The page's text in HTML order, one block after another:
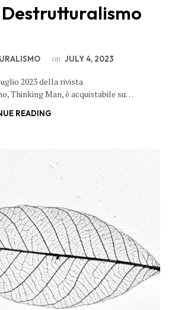
on JULY 4, 2023
2023 della rivista
Thinking Man, è acquistabile su…
READING